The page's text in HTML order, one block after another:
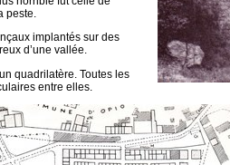
peste.
implantés sur des
d’une vallée.
quadrilatère. Toutes les
entre elles.